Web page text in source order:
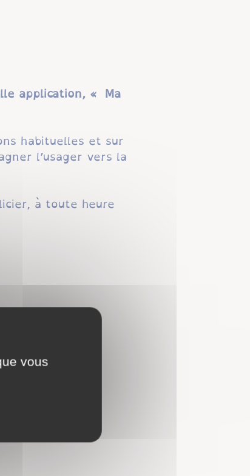
application, « Ma
habituelles et sur
l’usager vers la
à toute heure
vous